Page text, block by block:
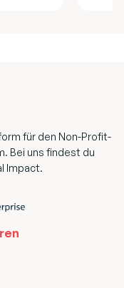
für den Non-Profit-
Bei uns findest du
Impact.